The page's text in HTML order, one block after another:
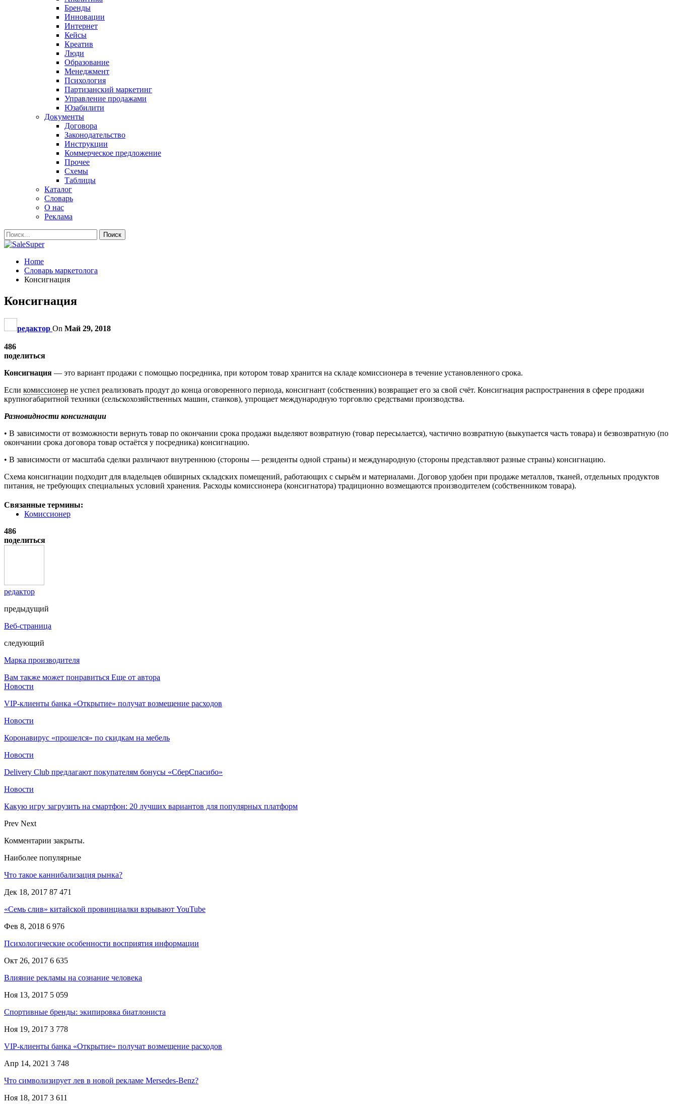
Бренды
Инновации
Интернет
Кейсы
Креатив
Люди
Образование
Менеджмент
Психология
Партизанский маркетинг
Управление продажами
Юзабилити
Документы
Договора
Законодательство
Инструкции
Коммерческое предложение
Прочее
Схемы
Таблицы
Каталог
Словарь
О нас
Реклама
Home
Словарь маркетолога
Консигнация
Консигнация
редактор On Май 29, 2018
486
поделиться
Консигнация — это вариант продажи с помощью посредника, при котором товар хранится на складе комиссионера в течение установленного срока.
Если комиссионер не успел реализовать продут до конца оговоренного периода, консигнант (собственник) возвращает его за свой счёт. Консигнация распространения в сфере продажи
крупногабаритной техники (сельскохозяйственных машин, станков), упрощает международную торговлю средствами производства.
Разновидности консигнации
• В зависимости от возможности вернуть товар по окончании срока продажи выделяют возвратную (товар пересылается), частично возвратную (выкупается часть товара) и безвозвратную (по
окончании срока договора товар остаётся у посредника) консигнацию.
• В зависимости от масштаба сделки различают внутреннюю (стороны — резиденты одной страны) и международную (стороны представляют разные страны) консигнацию.
Схема консигнации подходит для владельцев обширных складских помещений, работающих с сырьём и материалами. Договор удобен при продаже металлов, тканей, отдельных продуктов
питания, не требующих специальных условий хранения. Расходы комиссионера (консигнатора) традиционно возмещаются производителем (собственником товара).
Связанные термины:
Комиссионер
486
поделиться
редактор
предыдущий
Веб-страница
следующий
Марка производителя
Вам также может понравиться Еще от автора
Новости
VIP-клиенты банка «Открытие» получат возмещение расходов
Новости
Коронавирус «прошелся» по скидкам на мебель
Новости
Delivery Club предлагают покупателям бонусы «СберСпасибо»
Новости
Какую игру загрузить на смартфон: 20 лучших вариантов для популярных платформ
Prev Next
Комментарии закрыты.
Наиболее популярные
Что такое каннибализация рынка?
Дек 18, 2017 87 471
«Семь слив» китайской провинциалки взрывают YouTube
Фев 8, 2018 6 976
Психологические особенности восприятия информации
Окт 26, 2017 6 635
Влияние рекламы на сознание человека
Ноя 13, 2017 5 059
Спортивные бренды: экипировка биатлониста
Ноя 19, 2017 3 778
VIP-клиенты банка «Открытие» получат возмещение расходов
Апр 14, 2021 3 748
Что символизирует лев в новой рекламе Mersedes-Benz?
Ноя 18, 2017 3 611